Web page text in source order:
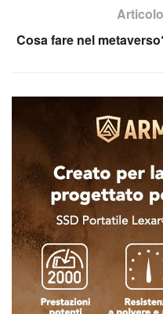
Cosa fare nel